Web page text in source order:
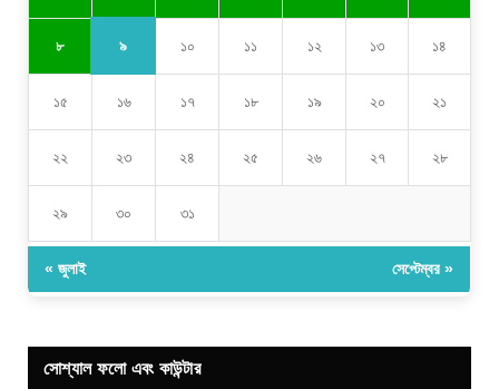
৮ ৯ ১০ ১১ ১২ ১৩ ১৪
১৫ ১৬ ১৭ ১৮ ১৯ ২০ ২১
২২ ২৩ ২৪ ২৫ ২৬ ২৭ ২৮
২৯ ৩০ ৩১
« জুলাই সেপ্টেম্বর »
সোশ্যাল ফলো এবং কাউন্টার